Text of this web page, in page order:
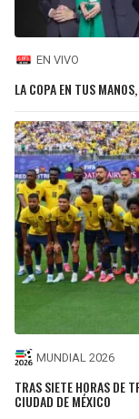
EN VIVO
LA COPA EN TUS
MUNDIAL 2026
TRAS SIETE HORAS DE
CIUDAD DE MÉXICO